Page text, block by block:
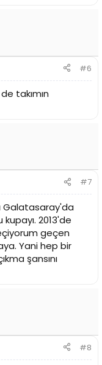
#6
takımın
#7
Galatasaray'da
2013'de
geçen
Yani hep bir
şansını
#8